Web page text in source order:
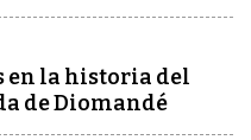
en la historia del
de Diomandé